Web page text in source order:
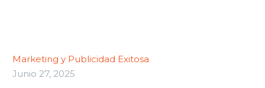
Marketing y Publicidad Exitosa
Junio 27, 2025